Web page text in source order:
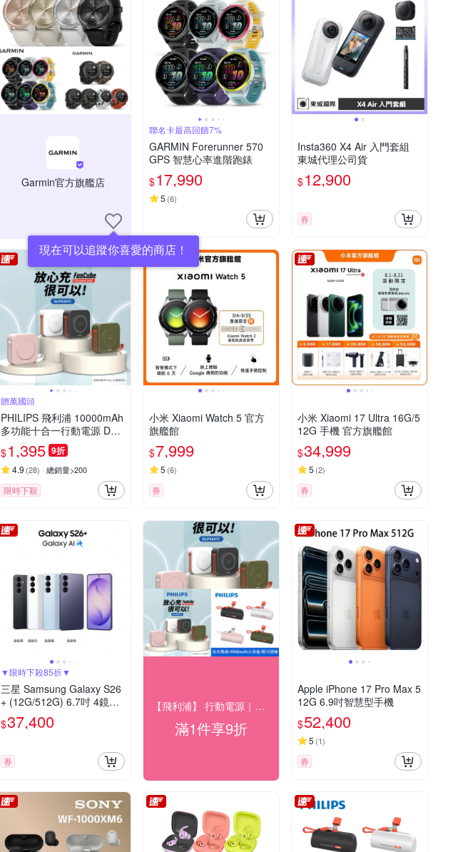
Garmin官方旗艦店
現在可以追蹤你喜愛的商店！
聯名卡最高回饋7%
GARMIN Forerunner 570
GPS 智慧心率進階跑錶
$17,990
5 (6)
Insta360 X4 Air 入門套組
東城代理公司貨
$12,900
券
贈萬國頭
PHILIPS 飛利浦 10000mAh
多功能十合一行動電源 DLP
4347C[特殺]
$1,395 9折
4.9 (28) 總銷量>200
限時下殺
小米 Xiaomi Watch 5 官方
旗艦館
$7,999
5 (6)
券
小米 Xiaomi 17 Ultra 16G/5
12G 手機 官方旗艦館
$34,999
5 (2)
券
▼限時下殺85折▼
三星 Samsung Galaxy S26
+ (12G/512G) 6.7吋 4鏡頭
智慧手機
$37,400
券
【飛利浦】 行動電源｜充電座 結帳9折優惠
滿1件享9折
Apple iPhone 17 Pro Max 5
12G 6.9吋智慧型手機
$52,400
5 (1)
券